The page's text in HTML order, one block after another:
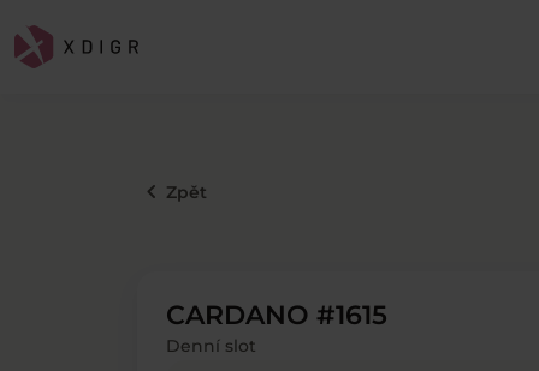
keyboard_arrow_left Zpět
CARDANO #1615
Denní slot